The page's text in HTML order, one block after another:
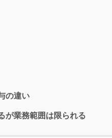
の違い
が業務範囲は限られる